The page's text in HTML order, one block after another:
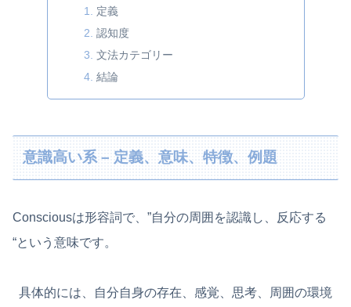
定義
認知度
文法カテゴリー
結論
意識高い系 – 定義、意味、特徴、例題
Consciousは形容詞で、”自分の周囲を認識し、反応する
“という意味です。
具体的には、自分自身の存在、感覚、思考、周囲の環境